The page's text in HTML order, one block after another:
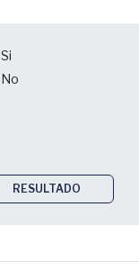
Si
No
RESULTADO